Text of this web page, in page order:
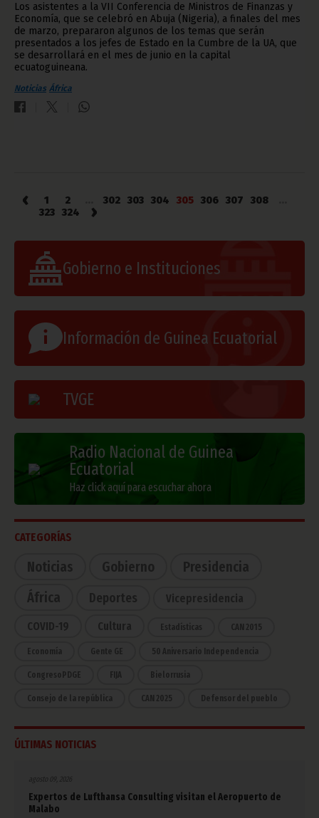
Los asistentes a la VII Conferencia de Ministros de Finanzas y
Economía, que se celebró en Abuja (Nigeria), a finales del mes
de marzo, prepararon algunos de los temas que serán
presentados a los jefes de Estado en la Cumbre de la UA, que
se desarrollará en el mes de junio en la capital
ecuatoguineana.
Noticias África
‹ 1 2 302 303 304 305 306 307 308
323 324 ›
Gobierno e Instituciones
Información de Guinea Ecuatorial
TVGE
Radio Nacional de Guinea
Ecuatorial
Haz click aquí para escuchar ahora
CATEGORÍAS
Noticias Gobierno
Presidencia
África
Deportes Vicepresidencia
COVID-19 Cultura Estadísticas CAN 2015
Economía Gente GE 50 Aniversario Independencia
CongresoPDGE FIJA Bielorrusia
Consejo de la república CAN 2025 Defensor del pueblo
ÚLTIMAS NOTICIAS
agosto 09, 2026
Expertos de Lufthansa Consulting visitan el Aeropuerto de
Malabo